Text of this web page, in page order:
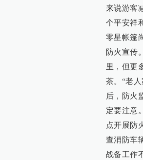
来说游客
个平安祥
零星帐篷
防火宣传
里，但更
茶。“老
后，防火
定要注意
点开展防
查消防车
战备工作